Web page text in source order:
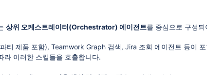
상위 오케스트레이터(Orchestrator) 에이전트를 중심으로 구성
티 제품 포함), Teamwork Graph 검색, Jira 조회 에이전트 등이
라 이러한 스킬들을 호출합니다.